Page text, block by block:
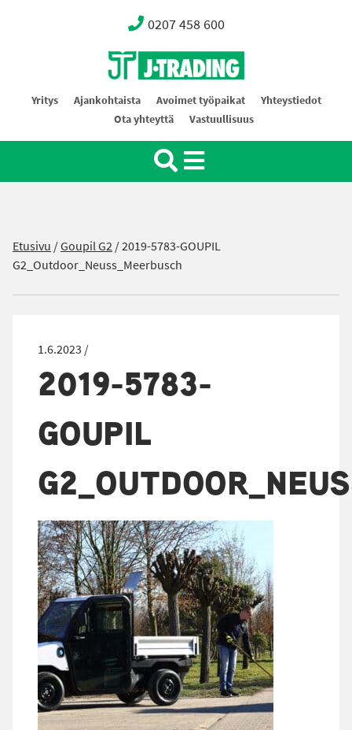
0207 458 600
Oy J-Trading Ab
Yritys Ajankohtaista Avoimet työpaikat
Yhteystiedot
Ota yhteyttä
Vastuullisuus
Etusivu /Goupil G2/2019-5783-GOUPIL
G2_Outdoor_Neuss_Meerbusch
1.6.2023 /
2019-5783-
GOUPIL